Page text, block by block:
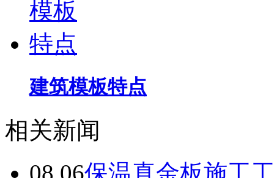
建筑模板特点
相关新闻